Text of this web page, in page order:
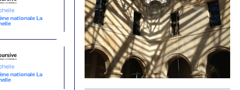
nationale La
nationale La